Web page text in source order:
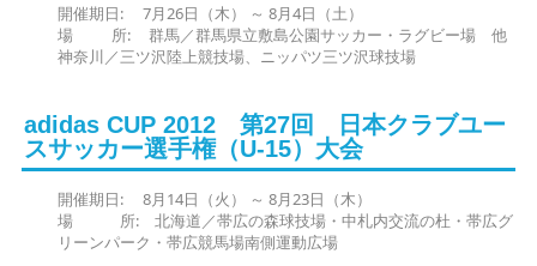
開催期日: 7月26日（木） ～ 8月4日（土）
場 所: 群馬／群馬県立敷島公園サッカー・ラグビー場 他
神奈川／三ツ沢陸上競技場、ニッパツ三ツ沢球技場
adidas CUP 2012 第27回 日本クラブユー
スサッカー選手権（U-15）大会
開催期日: 8月14日（火） ～ 8月23日（木）
場 所: 北海道／帯広の森球技場・中札内交流の杜・帯広グ
リーンパーク・帯広競馬場南側運動広場